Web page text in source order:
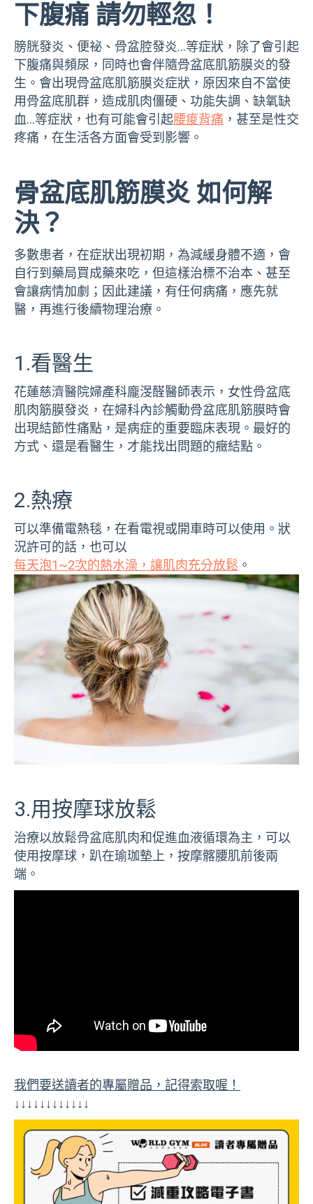
下腹痛 請勿輕忽！
膀胱發炎、便祕、骨盆腔發炎…等症狀，除了會引起
下腹痛與頻尿，同時也會伴隨骨盆底肌筋膜炎的發
生。會出現骨盆底肌筋膜炎症狀，原因來自不當使
用骨盆底肌群，造成肌肉僵硬、功能失調、缺氧缺
血…等症狀，也有可能會引起腰痠背痛 ，甚至是性交
疼痛，在生活各方面會受到影響。
骨盆底肌筋膜炎 如何解
決？
多數患者，在症狀出現初期，為減緩身體不適，會
自行到藥局買成藥來吃，但這樣治標不治本、甚至
會讓病情加劇；因此建議，有任何病痛，應先就
醫，再進行後續物理治療。
1.看醫生
花蓮慈濟醫院婦產科龐渂醛醫師表示，女性骨盆底
肌肉筋膜發炎，在婦科內診觸動骨盆底肌筋膜時會
出現結節性痛點，是病症的重要臨床表現。最好的
方式、還是看醫生，才能找出問題的癥結點。
2.熱療
可以準備電熱毯，在看電視或開車時可以使用。狀
況許可的話，也可以
每天泡1~2次的熱水澡，讓肌肉充分放鬆 。
3.用按摩球放鬆
治療以放鬆骨盆底肌肉和促進血液循環為主，可以
使用按摩球，趴在瑜珈墊上，按摩髂腰肌前後兩
端。
我們要送讀者的專屬贈品，記得索取喔！
↓↓↓↓↓↓↓↓↓↓↓↓